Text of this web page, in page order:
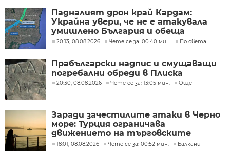
Падналият дрон край Кардам:
Украйна увери, че не е атакувала
умишлено България и обеща
разследване
20:13, 08.08.2026 Чете се за: 00:40 мин. По света
Прабългарски надпис и смущаващи
погребални обреди в Плиска
20:30, 08.08.2026 Чете се за: 13:05 мин. Още
Заради зачестилите атаки в Черно
море: Турция ограничава
движението на търговските
кораби
18:01, 08.08.2026 Чете се за: 00:52 мин. Балкани